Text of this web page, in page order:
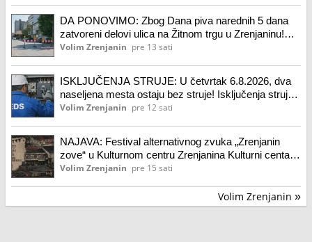
DA PONOVIMO: Zbog Dana piva narednih 5 dana
zatvoreni delovi ulica na Žitnom trgu u Zrenjaninu!
Zatvorene ulice
Volim Zrenjanin pre 13 sati
ISKLJUČENJA STRUJE: U četvrtak 6.8.2026, dva
naseljena mesta ostaju bez struje! Isključenja struje
za 6.8.2026.
Volim Zrenjanin pre 12 sati
NAJAVA: Festival alternativnog zvuka „Zrenjanin
zove“ u Kulturnom centru Zrenjanina Kulturni centar
Zrenjanina
Volim Zrenjanin pre 15 sati
Volim Zrenjanin »